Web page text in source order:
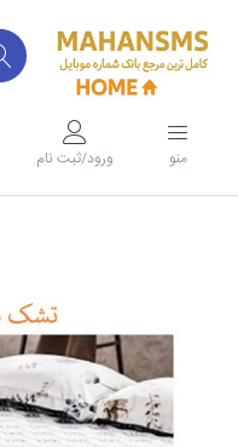
منو ورود/ثبت نام